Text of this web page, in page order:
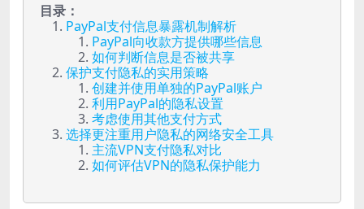
目录：
PayPal支付信息暴露机制解析
PayPal向收款方提供哪些信息
如何判断信息是否被共享
保护支付隐私的实用策略
创建并使用单独的PayPal账户
利用PayPal的隐私设置
考虑使用其他支付方式
选择更注重用户隐私的网络安全工具
主流VPN支付隐私对比
如何评估VPN的隐私保护能力